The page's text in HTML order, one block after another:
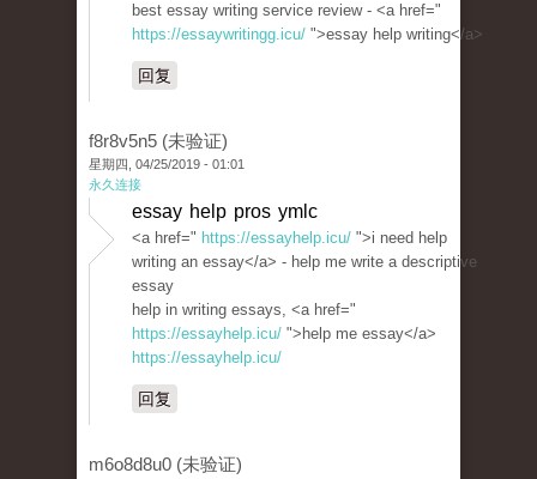
best essay writing service review - <a href="
https://essaywritingg.icu/ ">essay help writing</a>
回复
f8r8v5n5 (未验证)
星期四, 04/25/2019 - 01:01
永久连接
essay help pros ymlc
<a href=" https://essayhelp.icu/ ">i need help
writing an essay</a> - help me write a descriptive
essay
help in writing essays, <a href="
https://essayhelp.icu/ ">help me essay</a>
https://essayhelp.icu/
回复
m6o8d8u0 (未验证)